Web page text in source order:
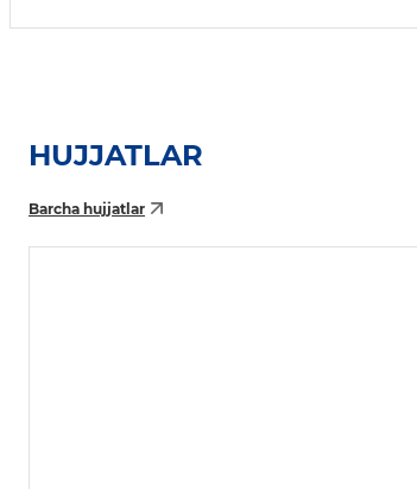
HUJJATLAR
Barcha hujjatlar